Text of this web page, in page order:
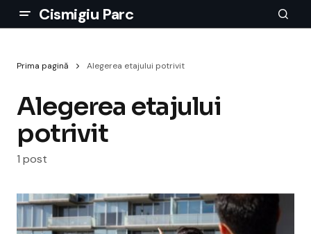
Cismigiu Parc
Prima pagină Alegerea etajului potrivit
Alegerea etajului
potrivit
1 post